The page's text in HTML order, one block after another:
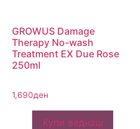
GROWUS Damage
Therapy No-wash
Treatment EX Due Rose
250ml
1,690ден
Купи веднаш